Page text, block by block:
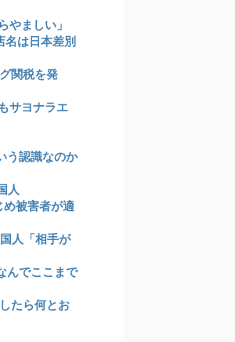
やましい」
名は日本差別
関税を発
サヨナラエ
う認識なのか
人
被害者が適
人「相手が
んでここまで
たら何とお